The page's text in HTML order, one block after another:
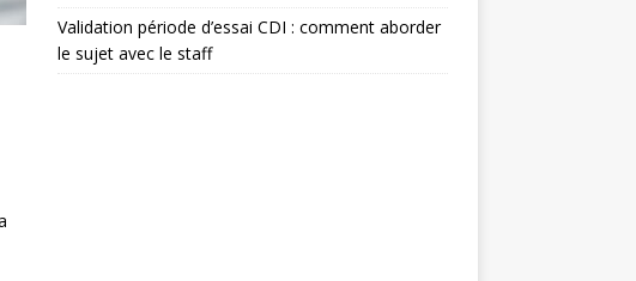
Validation période d’essai CDI : comment aborder
le sujet avec le staff